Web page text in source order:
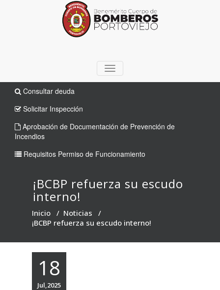
TOGGLE
NAVIGATION
Consultar deuda
Solicitar Inspección
Aprobación de Documentación de Prevención de
Incendios
Requisitos Permiso de Funcionamiento
¡BCBP refuerza su escudo
interno!
Inicio / Noticias /
¡BCBP refuerza su escudo interno!
18
Jul,2025